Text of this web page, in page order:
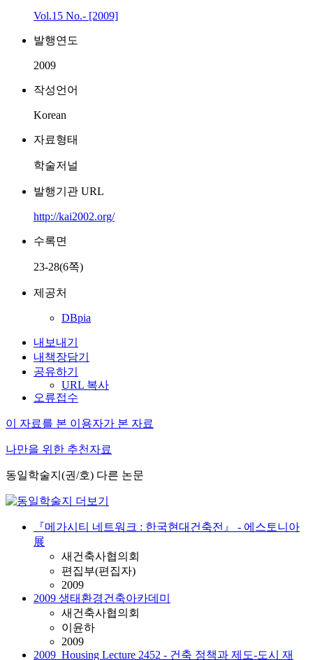
Vol.15 No.- [2009]
발행연도
2009
작성언어
Korean
자료형태
학술저널
발행기관 URL
http://kai2002.org/
수록면
23-28(6쪽)
제공처
DBpia
내보내기
내책장담기
공유하기
URL 복사
오류접수
이 자료를 본 이용자가 본 자료
나만을 위한 추천자료
동일학술지(권/호) 다른 논문
『메가시티 네트워크 : 한국현대건축전』 - 에스토니아
展
새건축사협의회
편집부(편집자)
2009
2009 생태환경건축아카데미
새건축사협의회
이윤하
2009
2009_Housing Lecture 2452 - 건축 정책과 제도-도시 재